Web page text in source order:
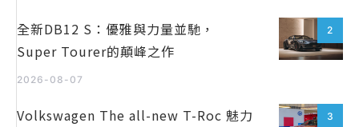
2
全新DB12 S：優雅與力量並馳，
Super Tourer的顛峰之作
2026-08-07
3
Volkswagen The all-new T-Roc 魅力